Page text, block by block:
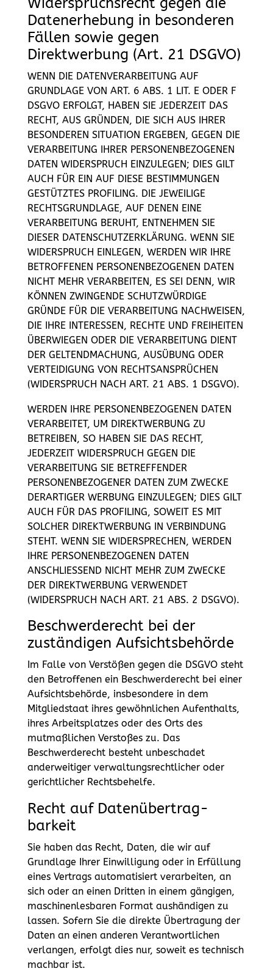
Datenerhebung in besonderen
Fällen sowie gegen
Direktwerbung (Art. 21 DSGVO)
WENN DIE DATENVERARBEITUNG AUF
GRUNDLAGE VON ART. 6 ABS. 1 LIT. E ODER F
DSGVO ERFOLGT, HABEN SIE JEDERZEIT DAS
RECHT, AUS GRÜNDEN, DIE SICH AUS IHRER
BESONDEREN SITUATION ERGEBEN, GEGEN DIE
VERARBEITUNG IHRER PERSONENBEZOGENEN
DATEN WIDERSPRUCH EINZULEGEN; DIES GILT
AUCH FÜR EIN AUF DIESE BESTIMMUNGEN
GESTÜTZTES PROFILING. DIE JEWEILIGE
RECHTSGRUNDLAGE, AUF DENEN EINE
VERARBEITUNG BERUHT, ENTNEHMEN SIE
DIESER DATENSCHUTZERKLÄRUNG. WENN SIE
WIDERSPRUCH EINLEGEN, WERDEN WIR IHRE
BETROFFENEN PERSONENBEZOGENEN DATEN
NICHT MEHR VERARBEITEN, ES SEI DENN, WIR
KÖNNEN ZWINGENDE SCHUTZWÜRDIGE
GRÜNDE FÜR DIE VERARBEITUNG NACHWEISEN,
DIE IHRE INTERESSEN, RECHTE UND FREIHEITEN
ÜBERWIEGEN ODER DIE VERARBEITUNG DIENT
DER GELTENDMACHUNG, AUSÜBUNG ODER
VERTEIDIGUNG VON RECHTSANSPRÜCHEN
(WIDERSPRUCH NACH ART. 21 ABS. 1 DSGVO).
WERDEN IHRE PERSONENBEZOGENEN DATEN
VERARBEITET, UM DIREKTWERBUNG ZU
BETREIBEN, SO HABEN SIE DAS RECHT,
JEDERZEIT WIDERSPRUCH GEGEN DIE
VERARBEITUNG SIE BETREFFENDER
PERSONENBEZOGENER DATEN ZUM ZWECKE
DERARTIGER WERBUNG EINZULEGEN; DIES GILT
AUCH FÜR DAS PROFILING, SOWEIT ES MIT
SOLCHER DIREKTWERBUNG IN VERBINDUNG
STEHT. WENN SIE WIDERSPRECHEN, WERDEN
IHRE PERSONENBEZOGENEN DATEN
ANSCHLIESSEND NICHT MEHR ZUM ZWECKE
DER DIREKTWERBUNG VERWENDET
(WIDERSPRUCH NACH ART. 21 ABS. 2 DSGVO).
Beschwerde­recht bei der
zuständigen Aufsichts­behörde
Im Falle von Verstößen gegen die DSGVO steht
den Betroffenen ein Beschwerderecht bei einer
Aufsichtsbehörde, insbesondere in dem
Mitgliedstaat ihres gewöhnlichen Aufenthalts,
ihres Arbeitsplatzes oder des Orts des
mutmaßlichen Verstoßes zu. Das
Beschwerderecht besteht unbeschadet
anderweitiger verwaltungsrechtlicher oder
gerichtlicher Rechtsbehelfe.
Recht auf Daten­übertrag­
barkeit
Sie haben das Recht, Daten, die wir auf
Grundlage Ihrer Einwilligung oder in Erfüllung
eines Vertrags automatisiert verarbeiten, an
sich oder an einen Dritten in einem gängigen,
maschinenlesbaren Format aushändigen zu
lassen. Sofern Sie die direkte Übertragung der
Daten an einen anderen Verantwortlichen
verlangen, erfolgt dies nur, soweit es technisch
machbar ist.